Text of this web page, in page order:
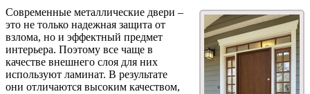
Современные металлические двери –
это не только надежная защита от
взлома, но и эффектный предмет
интерьера. Поэтому все чаще в
качестве внешнего слоя для них
используют ламинат. В результате
они отличаются высоким качеством,